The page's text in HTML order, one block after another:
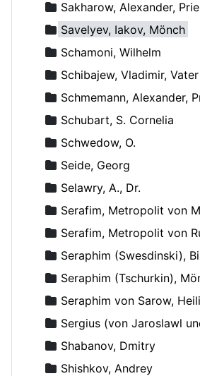
Sakharow, Alexander,
Savelyev, Iakov, Mönch
Schamoni, Wilhelm
Schibajew, Vladimir, Vater
Schmemann, Alexander,
Schubart, S. Cornelia
Schwedow, O.
Seide, Georg
Selawry, A., Dr.
Serafim, Metropolit von
Serafim, Metropolit von
Seraphim (Swesdinski),
Seraphim (Tschurkin),
Seraphim von Sarow,
Sergius (von Jaroslawl und
Shabanov, Dmitry
Shishkov, Andrey